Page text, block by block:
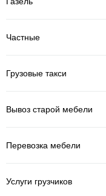
Частные
Грузовые такси
Вывоз старой мебели
Перевозка мебели
Услуги грузчиков